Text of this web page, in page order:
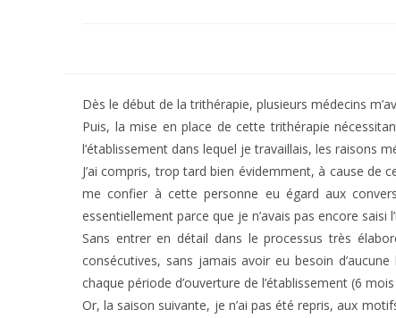
Dès le début de la trithérapie, plusieurs médecins
Puis, la mise en place de cette trithérapie
l’établissement dans lequel je travaillais, les raisons
J’ai compris, trop tard bien évidemment, à cause de
me confier à cette personne eu égard aux
essentiellement parce que je n’avais pas encore saisi
Sans entrer en détail dans le processus très
consécutives, sans jamais avoir eu besoin
chaque période d’ouverture de l’établissement (6
Or, la saison suivante, je n’ai pas été repris, aux